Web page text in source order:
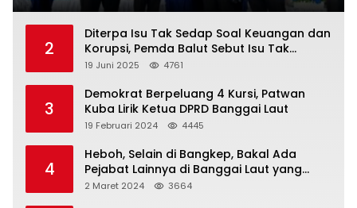
2
Diterpa Isu Tak Sedap Soal Keuangan dan
Korupsi, Pemda Balut Sebut Isu Tak
Berdasar
19 Juni 2025 4761
3
Demokrat Berpeluang 4 Kursi, Patwan
Kuba Lirik Ketua DPRD Banggai Laut
19 Februari 2024 4445
4
Heboh, Selain di Bangkep, Bakal Ada
Pejabat Lainnya di Banggai Laut yang
Bakal di Ciduk, Bagini Kata Kapolres!
2 Maret 2024 3664